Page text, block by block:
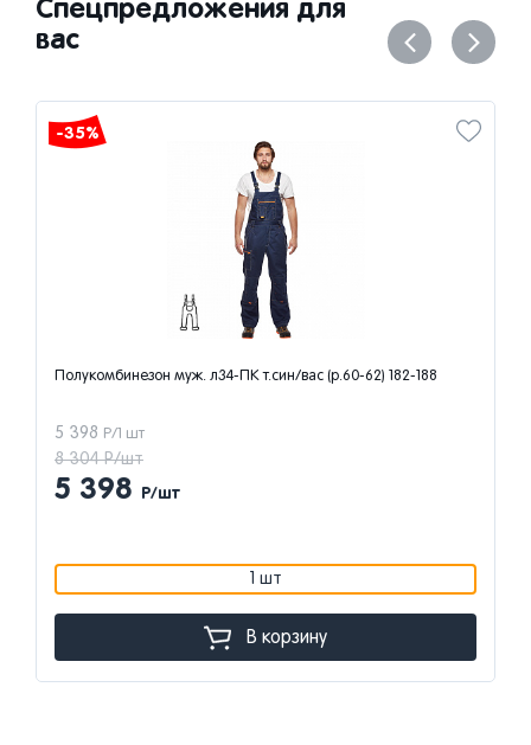
Спецпредложения для
вас
-35%
Полукомбинезон муж. л34-ПК т.син/вас (р.60-62) 182-188
5 398 Р/1 шт
8 304 Р/шт
5 398 Р/шт
1 шт
В корзину